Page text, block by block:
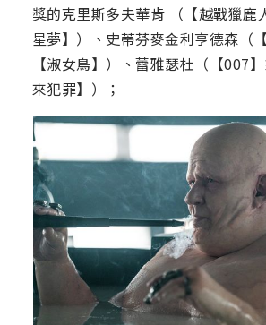
獎的克里斯多夫華肯 （【越戰獵鹿
星夢】）、史蒂芬麥金利亨德森（
【淑女鳥】）、蕾雅瑟杜（【007
來犯罪】）；